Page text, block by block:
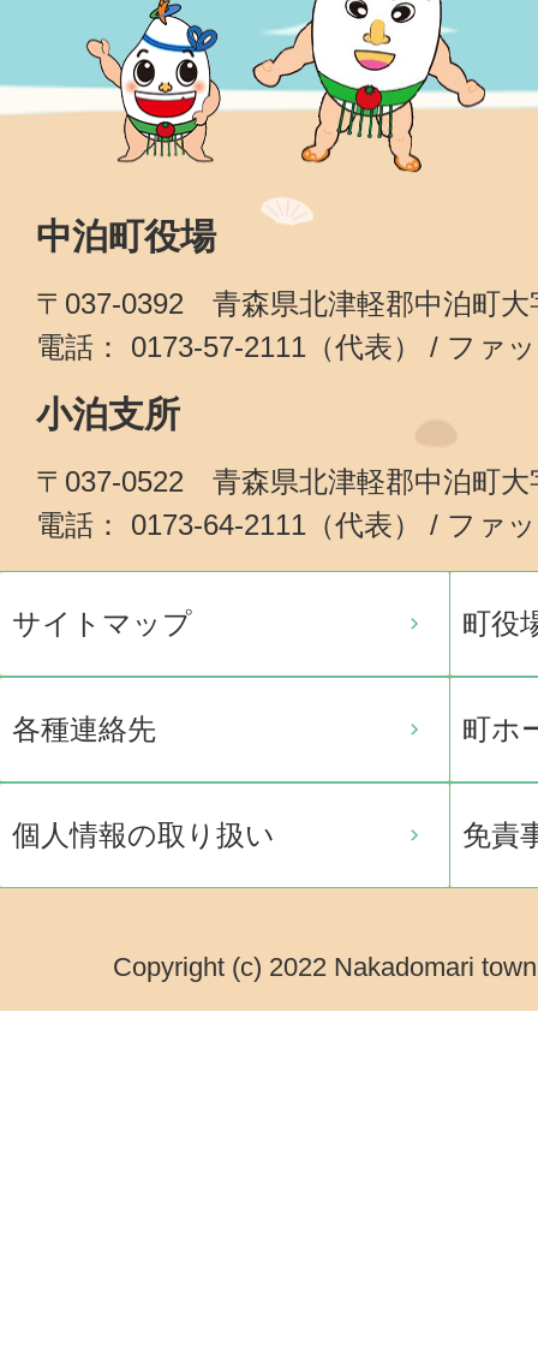
中泊町役場
〒037-0392 青森県北津軽郡中泊町大
電話： 0173-57-2111（代表） / ファ
小泊支所
〒037-0522 青森県北津軽郡中泊町大
電話： 0173-64-2111（代表） / ファ
サイトマップ 町役
各種連絡先 町ホ
個人情報の取り扱い 免責
Copyright (c) 2022 Nakadomari